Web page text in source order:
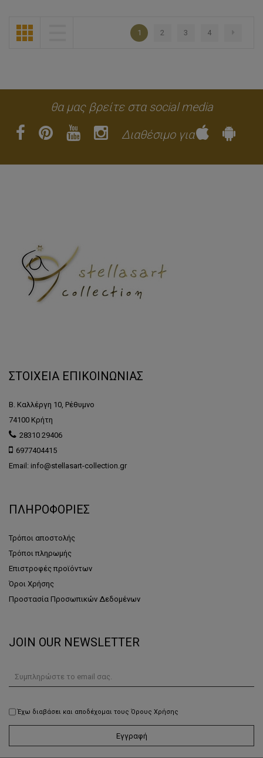
1 2 3 4
θα μας βρείτε στα social media
Διαθέσιμο για
ΣΤΟΙΧΕΙΑ ΕΠΙΚΟΙΝΩΝΙΑΣ
Β. Καλλέργη 10, Ρέθυμνο
74100 Κρήτη
28310 29406
6977404415
Email: info@stellasart-collection.gr
ΠΛΗΡΟΦΟΡΙΕΣ
Τρόποι αποστολής
Τρόποι πληρωμής
Επιστροφές προϊόντων
Όροι Χρήσης
Προστασία Προσωπικών Δεδομένων
JOIN OUR NEWSLETTER
Έχω διαβάσει και αποδέχομαι τους Όρους Χρήσης
Εγγραφή